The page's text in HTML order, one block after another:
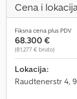
Cena i
Fiksna cena plus PDV
68.300 €
(81.277 € bruto)
Lokacija:
Raudtenerstr 4,